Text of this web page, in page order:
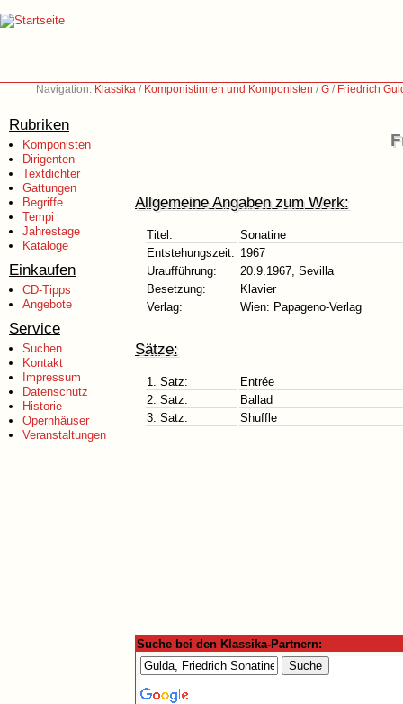
Navigation: Klassika / Komponistinnen und Komponisten /G / Friedrich
Rubriken
Komponisten
Dirigenten
Textdichter
Gattungen
Begriffe
Tempi
Jahrestage
Kataloge
Einkaufen
CD-Tipps
Angebote
Service
Suchen
Kontakt
Impressum
Datenschutz
Historie
Opernhäuser
Veranstaltungen
Allgemeine Angaben zum Werk:
Titel:
Sonatine
Entstehungszeit: 1967
Uraufführung:
20.9.1967, Sevilla
Besetzung:
Klavier
Verlag:
Wien: Papageno-Verlag
Sätze:
1. Satz:
Entrée
2. Satz:
Ballad
3. Satz:
Shuffle
Suche bei den Klassika-Partnern: